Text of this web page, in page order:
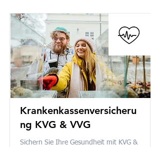
Krankenkassenversicheru
ng KVG & VVG
Sichern Sie Ihre Gesundheit mit KVG &